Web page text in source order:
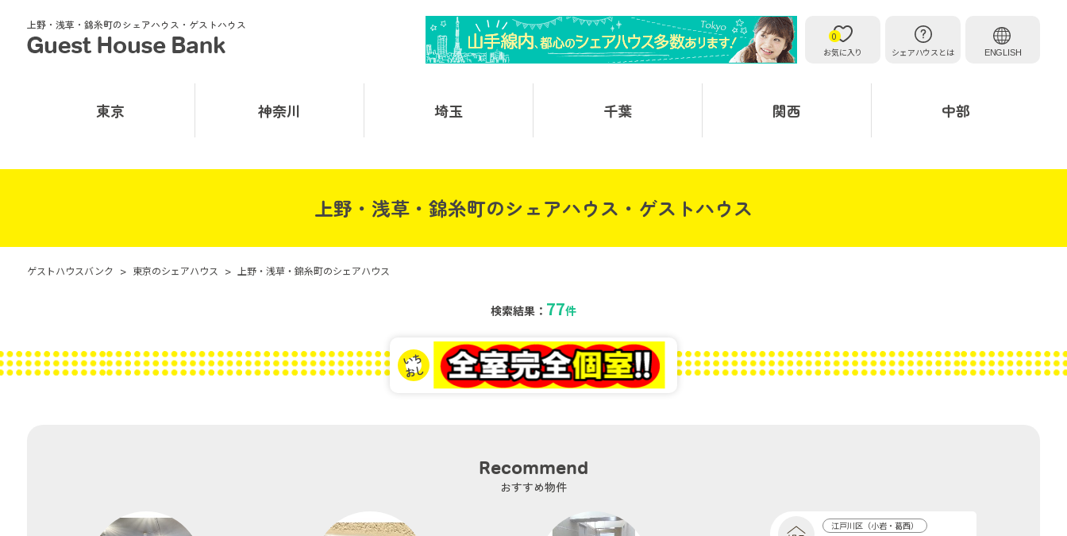
上野・浅草・錦糸町のシェアハウス・ゲストハウス
お気に入り
0
シェアハウスとは
ENGLISH
東京 神奈川 埼玉 千葉 関西 中部
上野・浅草・錦糸町のシェアハウス・ゲストハウス
ゲストハウスバンク > 東京のシェアハウス > 上野・浅草・錦糸町のシェアハウス
検索結果： 77件
Recommend
おすすめ物件
江戸川区（小岩・葛西）